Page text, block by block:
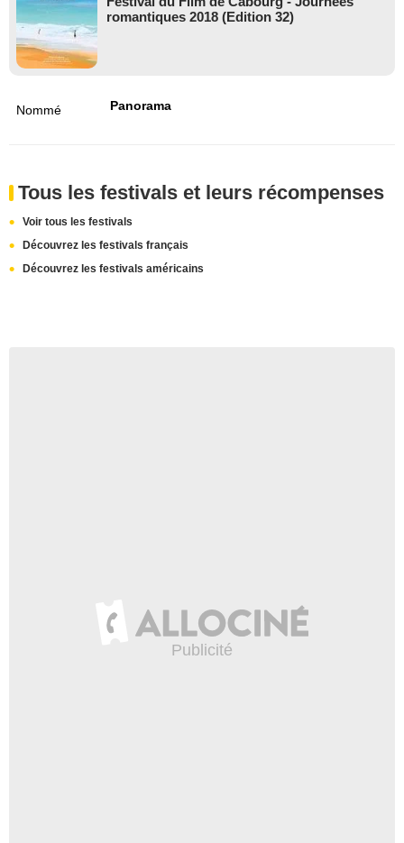
romantiques 2018 (Edition 32)
Nommé Panorama
Tous les festivals et leurs récompenses
Voir tous les festivals
Découvrez les festivals français
Découvrez les festivals américains